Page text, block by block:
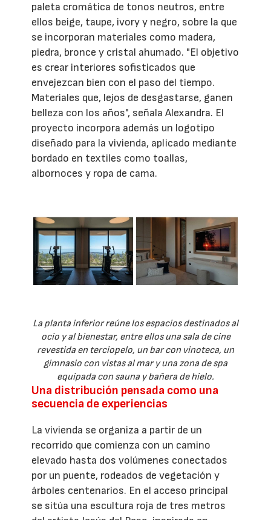
paleta cromática de tonos neutros, entre
ellos beige, taupe, ivory y negro, sobre la que
se incorporan materiales como madera,
piedra, bronce y cristal ahumado. "El objetivo
es crear interiores sofisticados que
envejezcan bien con el paso del tiempo.
Materiales que, lejos de desgastarse, ganen
belleza con los años", señala Alexandra. El
proyecto incorpora además un logotipo
diseñado para la vivienda, aplicado mediante
bordado en textiles como toallas,
albornoces y ropa de cama.
La planta inferior reúne los espacios destinados al
ocio y al bienestar, entre ellos una sala de cine
revestida en terciopelo, un bar con vinoteca, un
gimnasio con vistas al mar y una zona de spa
equipada con sauna y bañera de hielo.
Una distribución pensada como una
secuencia de experiencias
La vivienda se organiza a partir de un
recorrido que comienza con un camino
elevado hasta dos volúmenes conectados
por un puente, rodeados de vegetación y
árboles centenarios. En el acceso principal
se sitúa una escultura roja de tres metros